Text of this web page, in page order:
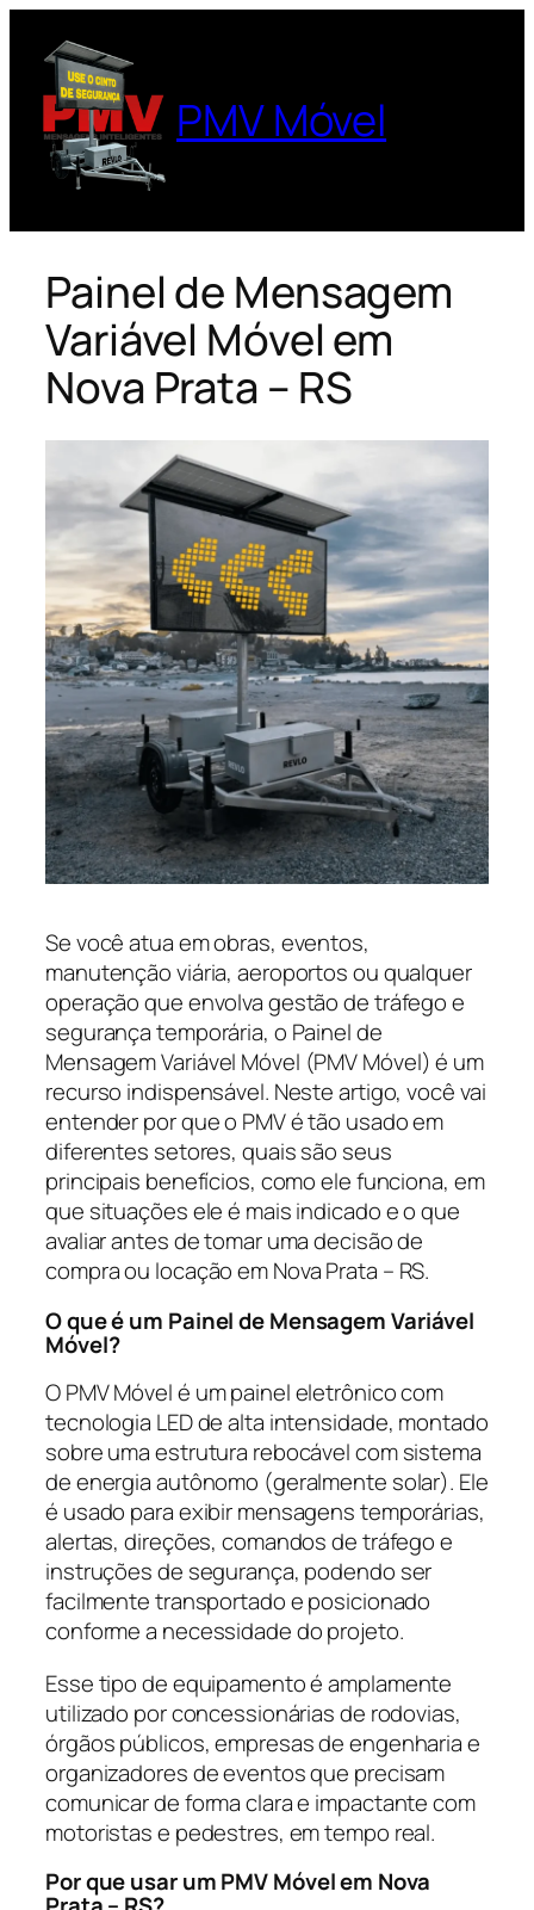
para
conteúdo
PMV Móvel
Painel de Mensagem
Variável Móvel em
Nova Prata – RS
Se você atua em obras, eventos,
manutenção viária, aeroportos ou qualquer
operação que envolva gestão de tráfego e
segurança temporária, o Painel de
Mensagem Variável Móvel (PMV Móvel) é um
recurso indispensável. Neste artigo, você vai
entender por que o PMV é tão usado em
diferentes setores, quais são seus
principais benefícios, como ele funciona, em
que situações ele é mais indicado e o que
avaliar antes de tomar uma decisão de
compra ou locação em Nova Prata – RS.
O que é um Painel de Mensagem Variável
Móvel?
O PMV Móvel é um painel eletrônico com
tecnologia LED de alta intensidade, montado
sobre uma estrutura rebocável com sistema
de energia autônomo (geralmente solar). Ele
é usado para exibir mensagens temporárias,
alertas, direções, comandos de tráfego e
instruções de segurança, podendo ser
facilmente transportado e posicionado
conforme a necessidade do projeto.
Esse tipo de equipamento é amplamente
utilizado por concessionárias de rodovias,
órgãos públicos, empresas de engenharia e
organizadores de eventos que precisam
comunicar de forma clara e impactante com
motoristas e pedestres, em tempo real.
Por que usar um PMV Móvel em Nova